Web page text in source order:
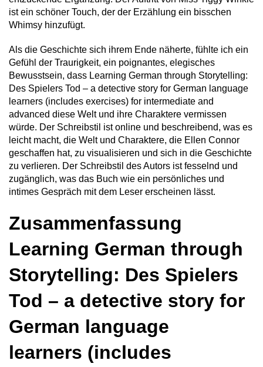
ist ein schöner Touch, der der Erzählung ein bisschen
Whimsy hinzufügt.
Als die Geschichte sich ihrem Ende näherte, fühlte ich ein
Gefühl der Traurigkeit, ein poignantes, elegisches
Bewusstsein, dass Learning German through Storytelling:
Des Spielers Tod – a detective story for German language
learners (includes exercises) for intermediate and
advanced diese Welt und ihre Charaktere vermissen
würde. Der Schreibstil ist online und beschreibend, was es
leicht macht, die Welt und Charaktere, die Ellen Connor
geschaffen hat, zu visualisieren und sich in die Geschichte
zu verlieren. Der Schreibstil des Autors ist fesselnd und
zugänglich, was das Buch wie ein persönliches und
intimes Gespräch mit dem Leser erscheinen lässt.
Zusammenfassung
Learning German through
Storytelling: Des Spielers
Tod – a detective story for
German language
learners (includes